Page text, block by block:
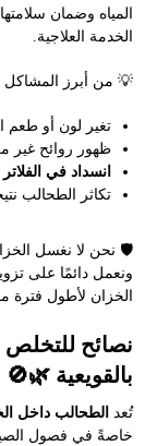
المياه وضمان
الخدمة العلاجية.
💡 من أبرز المشاكل
تغير لون أو طعم
ظهور روائح غير
انسداد في
تكاثر الطحالب
🛡️ نحن لا نغسل
ونعمل دائمًا على
الخزان لأطول فترة
نصائح
بالقويعية 🌿🚫
تُعد الطحالب داخل
خاصةً في فصول الصيف